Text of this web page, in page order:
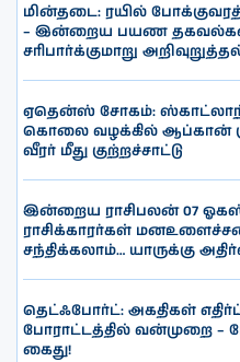
மின்தடை: ரயில்
– இன்றைய பயண
சரிபார்க்குமாறு
ஏதென்ஸ் சோகம்:
கொலை வழக்கில் ஆப்கான்
வீரர் மீது குற்றச்சாட்டு
இன்றைய ராசிபலன் 07
ராசிக்காரர்கள்
சந்திக்கலாம்… யாருக்கு
தெட்ஃபோர்ட்: அகதிகள்
போராட்டத்தில் வன்முறை –
கைது!